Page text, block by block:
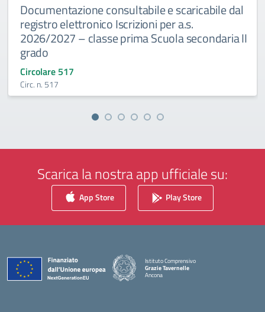
Documentazione consultabile e scaricabile dal
registro elettronico Iscrizioni per a.s.
2026/2027 – classe prima Scuola secondaria II
grado
Circolare 517
Circ. n. 517
Scarica la nostra app ufficiale su:
App Store Play Store
Istituto Comprensivo
Grazie Tavernelle
Ancona